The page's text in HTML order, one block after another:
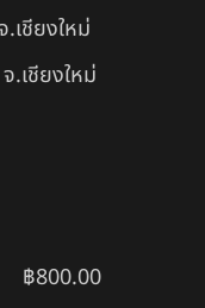
เชียงใหม่
.เชียงใหม่
฿800.00